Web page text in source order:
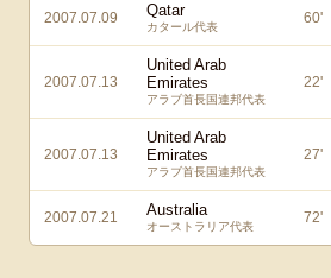
2007.07.09 Qatar
カタール代表
60'
2007.07.13
United Arab
Emirates
アラブ首長国連邦代表
22'
2007.07.13
United Arab
Emirates
アラブ首長国連邦代表
27'
2007.07.21 Australia
オーストラリア代表
72'